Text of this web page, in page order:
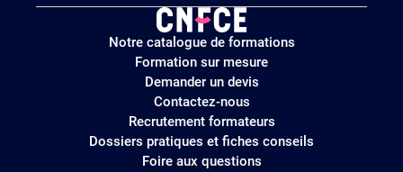
Logo
site
Notre catalogue de formations
Formation sur mesure
Demander un devis
Contactez-nous
Recrutement formateurs
Dossiers pratiques et fiches conseils
Foire aux questions